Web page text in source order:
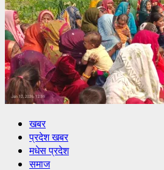
खबर
प्रदेश खबर
मधेस प्रदेश
समाज